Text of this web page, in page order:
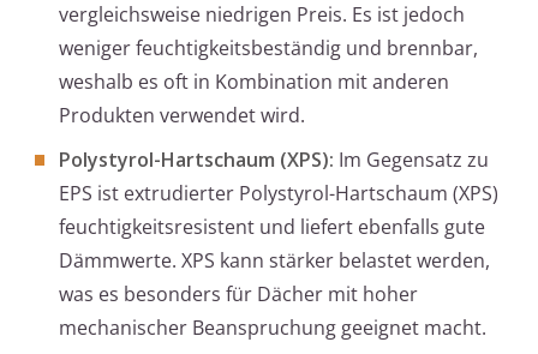
vergleichsweise niedrigen Preis. Es ist jedoch
weniger feuchtigkeitsbeständig und brennbar,
weshalb es oft in Kombination mit anderen
Produkten verwendet wird.
Polystyrol-Hartschaum (XPS): Im Gegensatz zu
EPS ist extrudierter Polystyrol-Hartschaum (XPS)
feuchtigkeitsresistent und liefert ebenfalls gute
Dämmwerte. XPS kann stärker belastet werden,
was es besonders für Dächer mit hoher
mechanischer Beanspruchung geeignet macht.